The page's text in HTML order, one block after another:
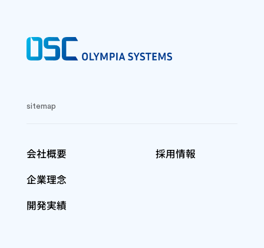
sitemap
会社概要
企業理念
開発実績
採用情報